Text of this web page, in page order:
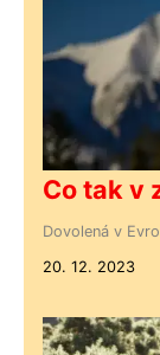
Co tak v
Dovolená v
20. 12. 2023